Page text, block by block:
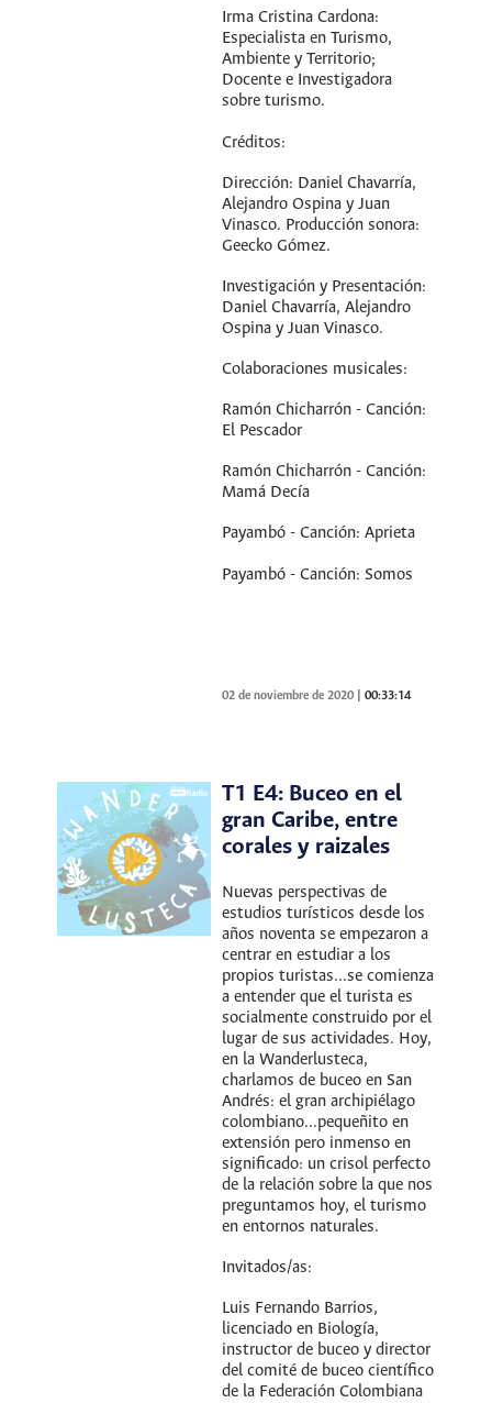
Irma Cristina Cardona:
Especialista en Turismo,
Ambiente y Territorio;
Docente e Investigadora
sobre turismo.
Créditos:
Dirección: Daniel Chavarría,
Alejandro Ospina y Juan
Vinasco. Producción sonora:
Geecko Gómez.
Investigación y Presentación:
Daniel Chavarría, Alejandro
Ospina y Juan Vinasco.
Colaboraciones musicales:
Ramón Chicharrón - Canción:
El Pescador
Ramón Chicharrón - Canción:
Mamá Decía
Payambó - Canción: Aprieta
Payambó - Canción: Somos
02 de noviembre de 2020 |00:33:14
T1 E4: Buceo en el
gran Caribe, entre
corales y raizales
Nuevas perspectivas de
estudios turísticos desde los
años noventa se empezaron a
centrar en estudiar a los
propios turistas...se comienza
a entender que el turista es
socialmente construido por el
lugar de sus actividades. Hoy,
en la Wanderlusteca,
charlamos de buceo en San
Andrés: el gran archipiélago
colombiano...pequeñito en
extensión pero inmenso en
significado: un crisol perfecto
de la relación sobre la que nos
preguntamos hoy, el turismo
en entornos naturales.
Invitados/as:
Luis Fernando Barrios,
licenciado en Biología,
instructor de buceo y director
del comité de buceo científico
de la Federación Colombiana